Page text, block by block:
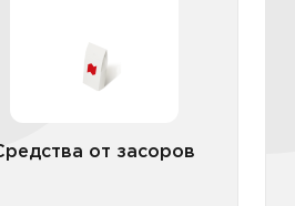
от засоров
Средства от засоров
Средства от засоров